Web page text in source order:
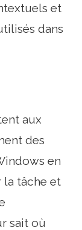
et
dans
aux
des
en
la tâche et
sait où